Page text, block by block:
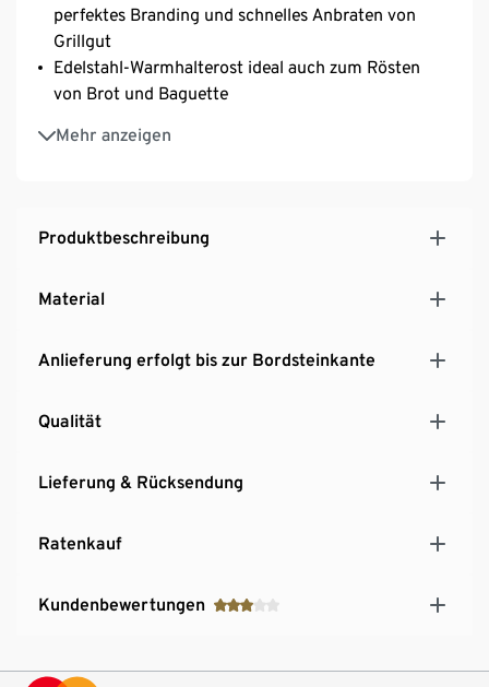
perfektes Branding und schnelles Anbraten von
Grillgut
Edelstahl-Warmhalterost ideal auch zum Rösten
von Brot und Baguette
Mehr anzeigen
Inkl. Anschlussschlauch und Gasdruckregler
Seitliche Arbeitsflächen flexibel hoch- und
(2 davon feststellbar)
Geeignet für den Betrieb mit Propan-/Butangas,
49,5 cm, Gasflasche nicht im Lieferumfang
Produktbeschreibung
Material
Anlieferung erfolgt bis zur Bordsteinkante
Qualität
Lieferung & Rücksendung
Ratenkauf
Kundenbewertungen